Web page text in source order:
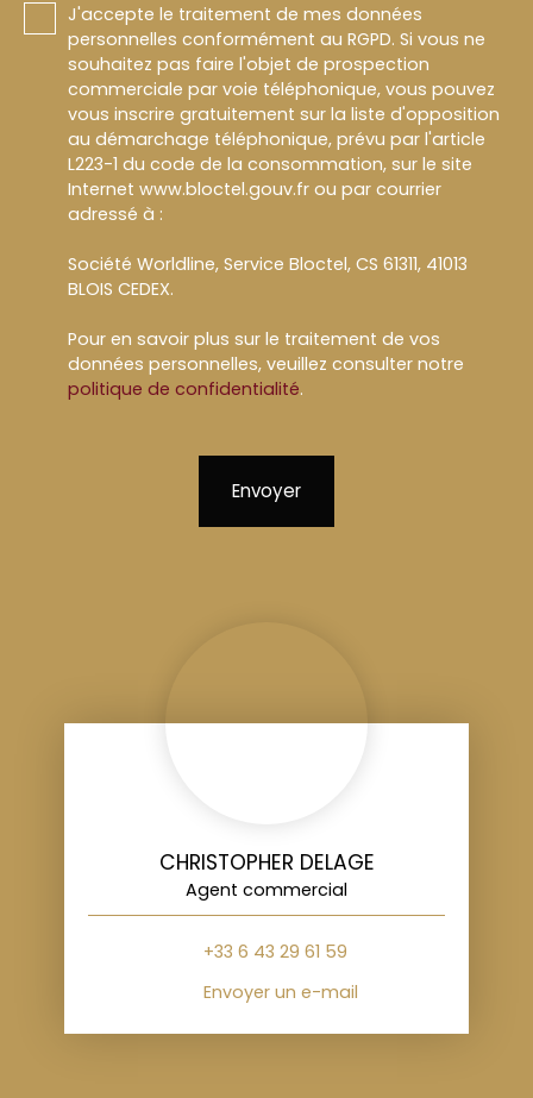
J'accepte le traitement de mes données
personnelles conformément au RGPD. Si vous ne
souhaitez pas faire l'objet de prospection
commerciale par voie téléphonique, vous pouvez
vous inscrire gratuitement sur la liste d'opposition
au démarchage téléphonique, prévu par l'article
L223-1 du code de la consommation, sur le site
Internet www.bloctel.gouv.fr ou par courrier
adressé à :
Société Worldline, Service Bloctel, CS 61311, 41013
BLOIS CEDEX.
Pour en savoir plus sur le traitement de vos
données personnelles, veuillez consulter notre
politique de confidentialité.
Envoyer
CHRISTOPHER DELAGE
Agent commercial
+33 6 43 29 61 59
Envoyer un e-mail